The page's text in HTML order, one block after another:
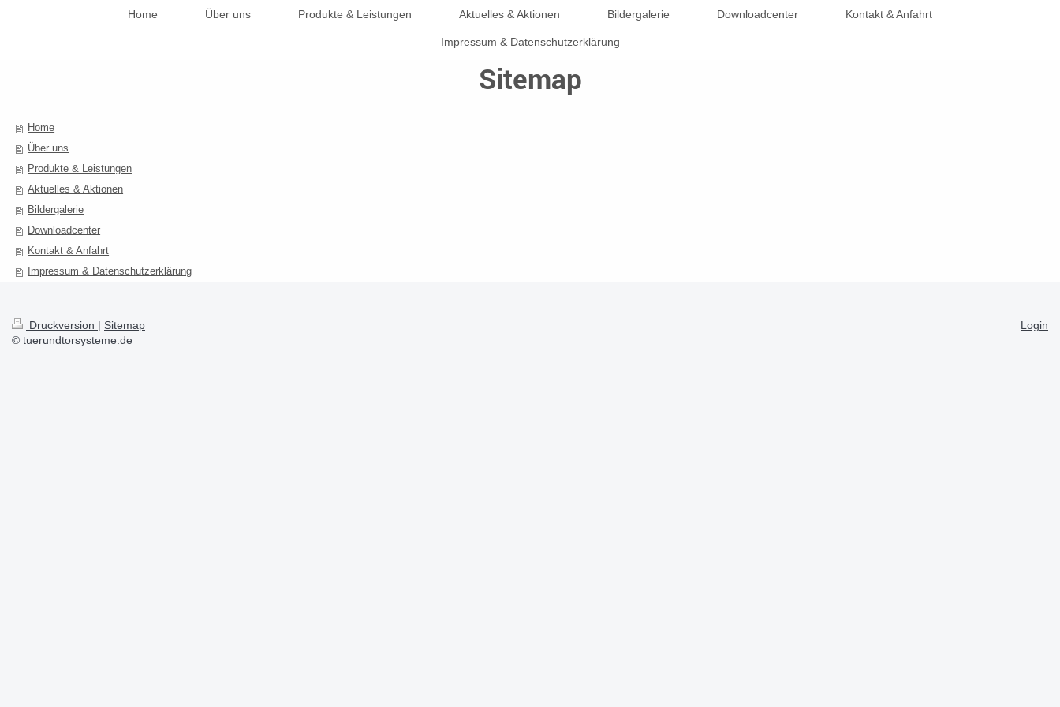
Home Über uns Produkte & Leistungen Aktuelles & Aktionen Bildergalerie Downloadcenter Kontakt & Anfahrt
Impressum & Datenschutzerklärung
Sitemap
Home
Über uns
Produkte & Leistungen
Aktuelles & Aktionen
Bildergalerie
Downloadcenter
Kontakt & Anfahrt
Impressum & Datenschutzerklärung
Druckversion | Sitemap
© tuerundtorsysteme.de
Login